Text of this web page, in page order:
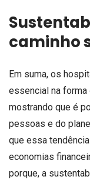
caminho
Em suma, os
essencial na forma
mostrando que é
pessoas e do
que essa
economias
porque, a